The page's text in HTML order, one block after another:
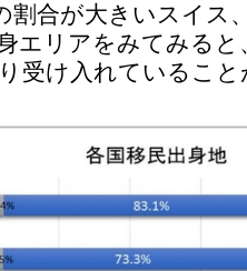
割合が大きいスイス
エリアをみてみると
受け入れているこ